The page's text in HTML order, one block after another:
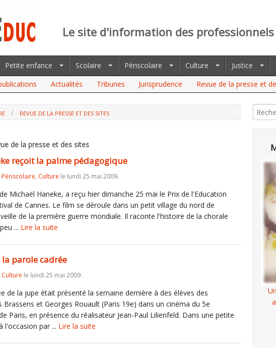
Le site d'information des
Petite enfance Scolaire Périscolaire Culture Justice
Actualités Tribunes Jurisprudence Revue de la presse et
REVUE DE LA PRESSE ET DES SITES
de la presse et des sites
reçoit la palme pédagogique
Périscolaire, Culture le lundi 25 mai 2009.
Michaël Haneke, a reçu hier dimanche 25 mai le Prix de l'Education
de Cannes. Le film se déroule dans un petit village du nord de
de la première guerre mondiale. Il raconte l'histoire de la chorale
... Lire la suite
parole cadrée
Culture le lundi 25 mai 2009.
de la jupe était présenté la semaine dernière à des élèves des
Brassens et Georges Rouault (Paris 19e) dans un cinéma du 5e
Paris, en présence du réalisateur Jean-Paul Lilienfeld. Dans une petite
l'occasion par ... Lire la suite